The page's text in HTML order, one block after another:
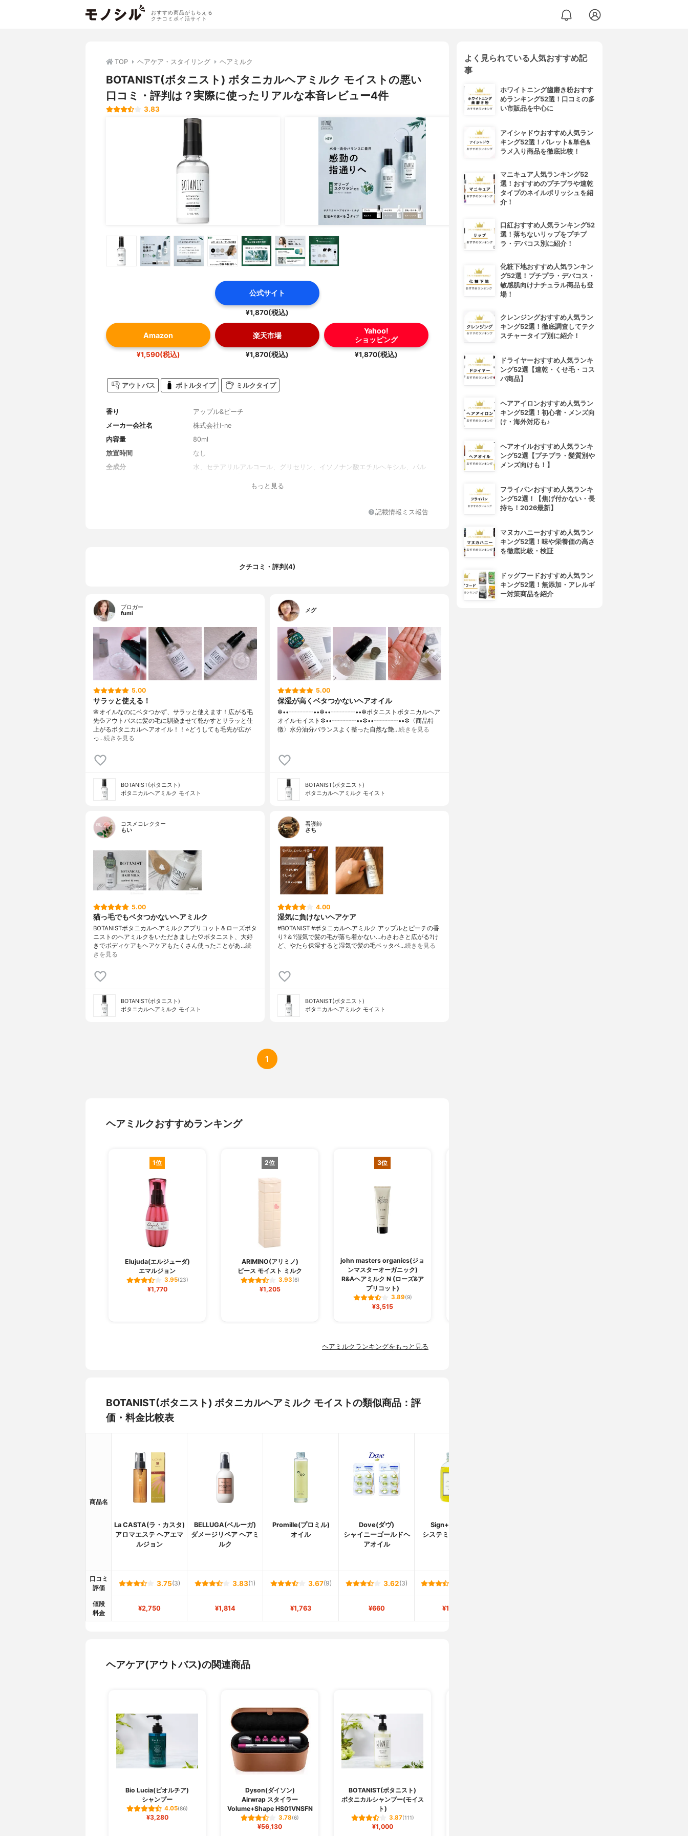
おすすめ商品がもらえる
クチコミポイ活サイト
TOP ヘアケア・スタイリング ヘアミルク
BOTANIST(ボタニスト) ボタニカルヘアミルク モイストの悪い
口コミ・評判は？実際に使ったリアルな本音レビュー4件
3.83
公式サイト
¥1,870(税込)
Amazon
¥1,590(税込)
楽天市場
¥1,870(税込)
Yahoo!
ショッピング
¥1,870(税込)
アウトバス ボトルタイプ ミルクタイプ
香り
アップル&ピーチ
メーカー会社名
株式会社I-ne
内容量
80ml
放置時間
なし
全成分
水、セテアリルアルコール、グリセリン、イソノナン酸エチルヘキシル、パル
－ラクトン、メドウフォーム油、加水分解コラーゲン、セラミドＮＧ、カミツ
ス、ダマスクバラ花水、リンゴ果実水、オレンジフラワー水、レモン果汁、グ
（羊毛）、トコフェロール、スクワラン、アモジメチコン、ジメチルステアラ
ンタエリスリチル、セバシン酸ジエチル、ＥＤＴＡ－２Ｎａ、乳酸、ミリスチ
ン酸ポリグリセリル－１０、ＢＧ、メチルパラベン、プロピルパラベン、フェ
もっと見る
記載情報ミス報告
クチコミ・評判(4)
ブロガー
fumi
5.00
サラッと使える！
🌸オイルなのにベタつかず、サラッと使えます！広がる毛
先💦アウトバスに髪の毛に馴染ませて乾かすとサラッと仕
上がるボタニカルヘアオイル！！⭐️どうしても毛先が広が
っ…続きを見る
BOTANIST(ボタニスト)
ボタニカルヘアミルク モイスト
メグ
5.00
保湿が高くベタつかないヘアオイル
✼••┈┈┈┈••✼••┈┈┈┈••✼ボタニストボタニカルヘア
オイルモイスト✼••┈┈┈┈••✼••┈┈┈┈••✼〈商品特
徴〉水分油分バランスよく整った自然な艶…続きを見る
BOTANIST(ボタニスト)
ボタニカルヘアミルク モイスト
コスメコレクター
もい
5.00
猫っ毛でもベタつかないヘアミルク
BOTANISTボタニカルヘアミルクアプリコット＆ローズボタ
ニストのヘアミルクをいただきました♡ボタニスト、大好
きでボディケアもヘアケアもたくさん使ったことがあ…続
きを見る
BOTANIST(ボタニスト)
ボタニカルヘアミルク モイスト
看護師
さち
4.00
湿気に負けないヘアケア
#BOTANIST #ボタニカルヘアミルク アップルとピーチの香
り?＆?湿気で髪の毛が落ち着かない…わさわさと広がる?け
ど、やたら保湿すると湿気で髪の毛ベッタベ…続きを見る
BOTANIST(ボタニスト)
ボタニカルヘアミルク モイスト
1
ヘアミルクおすすめランキング
1位
Elujuda(エルジューダ)
エマルジョン
3.95(23)
¥1,770
2位
ARIMINO(アリミノ)
ピース モイスト ミルク
3.93(6)
¥1,205
3位
john masters organics(ジョ
ンマスターオーガニック)
R&Aヘアミルク N (ローズ&ア
プリコット)
3.89(9)
¥3,515
ヘアミルクランキングをもっと見る
BOTANIST(ボタニスト) ボタニカルヘアミルク モイストの類似商品：評
価・料金比較表
商品名
La CASTA(ラ・カスタ)
アロマエステ ヘアエマ
ルジョン
BELLUGA(ベルーガ)
ダメージリペア ヘアミ
ルク
Promille(プロミル)
オイル
Dove(ダヴ)
シャイニーゴールドヘ
アオイル
Sign+(サイン)
システミックオイル
口コミ
評価
3.75(3) 3.83(1) 3.67(9) 3.62(3)
値段
料金
¥2,750 ¥1,814 ¥1,763 ¥660 ¥1,621
ヘアケア(アウトバス)の関連商品
Bio Lucia(ビオルチア)
シャンプー
4.05(86)
¥3,280
Dyson(ダイソン)
Airwrap スタイラー
Volume+Shape HS01VNSFN
3.78(6)
¥56,130
BOTANIST(ボタニスト)
ボタニカルシャンプー(モイス
ト)
3.87(111)
¥1,000
よく見られている人気おすすめ記
事
ホワイトニング歯磨き粉おすす
めランキング52選！口コミの多
い市販品を中心に
アイシャドウおすすめ人気ラン
キング52選！パレット&単色&
ラメ入り商品を徹底比較！
マニキュア人気ランキング52
選！おすすめのプチプラや速乾
タイプのネイルポリッシュを紹
介！
口紅おすすめ人気ランキング52
選！落ちないリップをプチプ
ラ・デパコス別に紹介！
化粧下地おすすめ人気ランキン
グ52選！プチプラ・デパコス・
敏感肌向けナチュラル商品も登
場！
クレンジングおすすめ人気ラン
キング52選！徹底調査してテク
スチャータイプ別に紹介！
ドライヤーおすすめ人気ランキ
ング52選【速乾・くせ毛・コス
パ商品】
ヘアアイロンおすすめ人気ラン
キング52選！初心者・メンズ向
け・海外対応も♪
ヘアオイルおすすめ人気ランキ
ング52選【プチプラ・髪質別や
メンズ向けも！】
フライパンおすすめ人気ランキ
ング52選！【焦げ付かない・長
持ち！2026最新】
マヌカハニーおすすめ人気ラン
キング52選！味や栄養価の高さ
を徹底比較・検証
ドッグフードおすすめ人気ラン
キング52選！無添加・アレルギ
ー対策商品を紹介